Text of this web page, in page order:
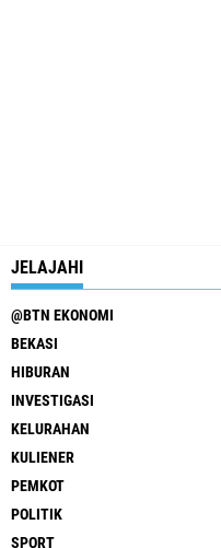
JELAJAHI
@BTN EKONOMI
BEKASI
HIBURAN
INVESTIGASI
KELURAHAN
KULIENER
PEMKOT
POLITIK
SPORT